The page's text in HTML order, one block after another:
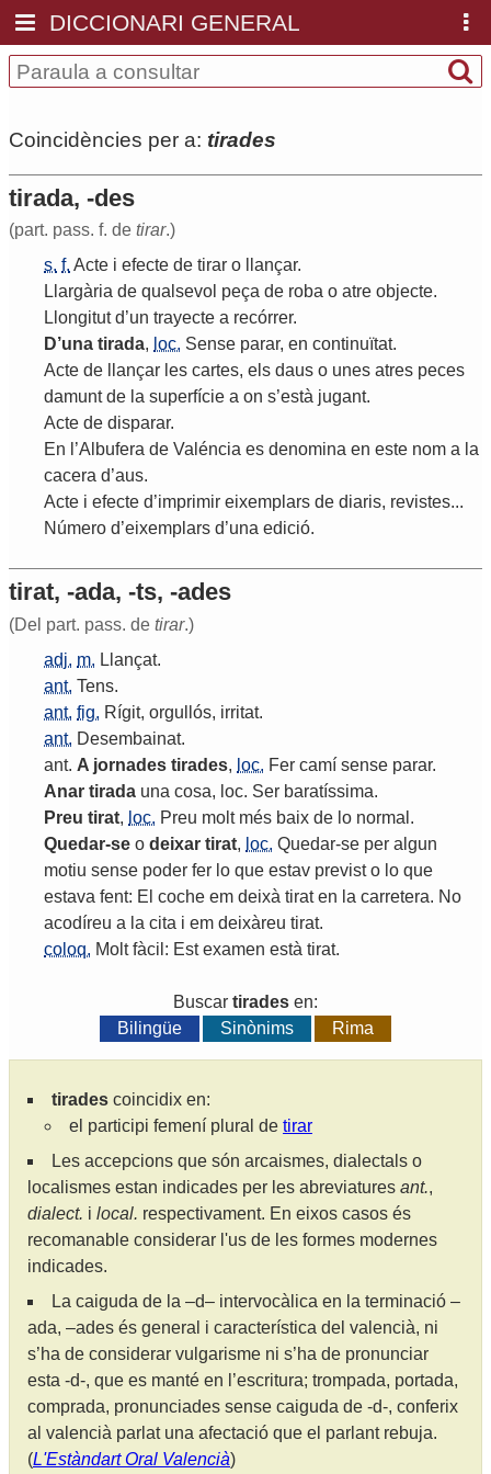
DICCIONARI GENERAL
Coincidències per a: tirades
tirada, -des
(part. pass. f. de tirar.)
s. f. Acte i efecte de tirar o llançar.
Llargària de qualsevol peça de roba o atre objecte.
Llongitut d’un trayecte a recórrer.
D’una tirada, loc. Sense parar, en continuïtat.
Acte de llançar les cartes, els daus o unes atres peces
damunt de la superfície a on s’està jugant.
Acte de disparar.
En ’Albufera de Valéncia es denomina en este nom a la
cacera d’aus.
Acte i efecte d’imprimir eixemplars de diaris, revistes...
Número d’eixemplars d’una edició.
tirat, -ada, -ts, -ades
(Del part. pass. de tirar.)
adj. m. Llançat.
ant. Tens.
ant. fig. Rígit, orgullós, irritat.
ant. Desembainat.
ant. A jornades tirades, loc. Fer camí sense parar.
Anar tirada una cosa, loc. Ser baratíssima.
Preu tirat, loc. Preu molt més baix de lo normal .
Quedar-se o deixar tirat, loc. Quedar-se per algun
motiu sense poder fer lo que estav previst o lo que
estava fent: El coche em deixà tirat en la carretera. No
acodíreu a la cita i em deixàreu tirat.
coloq. Molt fàcil : Est examen està tirat.
Buscar tirades en:
Bilingüe
Sinònims Rima
tirades coincidix en:
el participi femení plural de tirar
Les accepcions que són arcaismes, dialectals o
localismes estan indicades per les abreviatures ant.,
dialect. i local. respectivament. En eixos casos és
recomanable considerar l'us de les formes modernes
indicades.
La caiguda de la –d– intervocàlica en la terminació –
ada, –ades és general i característica del valencià, ni
s’ha de considerar vulgarisme ni s’ha de pronunciar
esta -d-, que es manté en l’escritura; trompada, portada,
comprada, pronunciades sense caiguda de -d-, conferix
al valencià parlat una afectació que el parlant rebuja.
(L'Estàndart Oral Valencià)